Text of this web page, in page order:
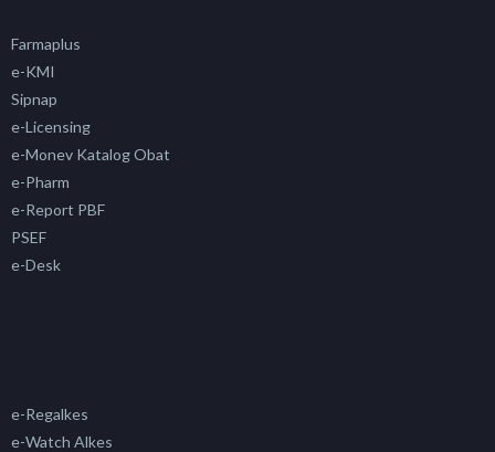
Farmaplus
e-KMI
Sipnap
e-Licensing
e-Monev Katalog Obat
e-Pharm
e-Report PBF
PSEF
e-Desk
e-Regalkes
e-Watch Alkes